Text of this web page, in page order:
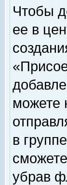
Чтобы
ее в
можете
в
убрав